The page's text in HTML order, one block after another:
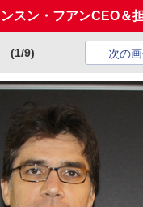
スン・フアンCEO＆
(1/9) 次の